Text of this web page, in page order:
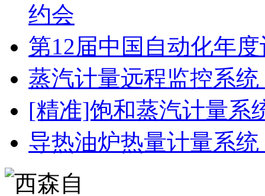
约会
第12届中国自动化年
蒸汽计量远程监控系
[精准]饱和蒸汽计量系
导热油炉热量计量系